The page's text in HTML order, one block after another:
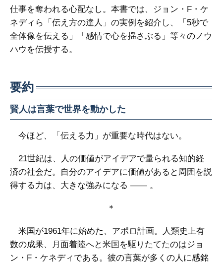
仕事を奪われる心配なし。本書では、ジョン・F・ケ
ネディら「伝え方の達人」の実例を紹介し、「5秒で
全体像を伝える」「感情で心を揺さぶる」等々のノウ
ハウを伝授する。
要約
賢人は言葉で世界を動かした
今ほど、「伝える力」が重要な時代はない。
21世紀は、人の価値がアイデアで量られる知的経
済の社会だ。自分のアイデアに価値があると周囲を説
得する力は、大きな強みになる ―― 。
＊
米国が1961年に始めた、アポロ計画。人類史上有
数の成果、月面着陸へと米国を駆りたてたのはジョ
ン・F・ケネディである。彼の言葉が多くの人に感銘